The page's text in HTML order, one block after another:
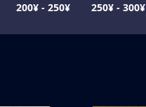
200¥ - 250¥ 250¥ - 300¥